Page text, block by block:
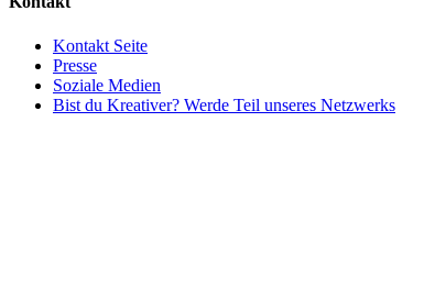
Kontakt Seite
Presse
Soziale Medien
Bist du Kreativer? Werde Teil unseres Netzwerks